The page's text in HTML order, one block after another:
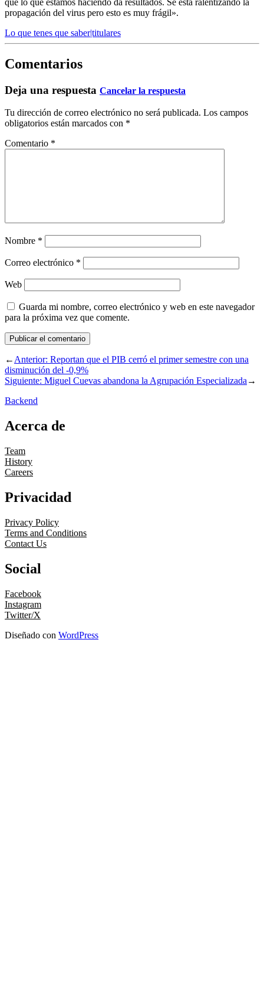
propagación del virus pero esto es muy frágil».
Lo que tenes que saber|titulares
Comentarios
Deja una respuesta Cancelar la respuesta
Tu dirección de correo electrónico no será publicada. Los campos
obligatorios están marcados con *
Comentario *
Nombre *
Correo electrónico *
Web
Guarda mi nombre, correo electrónico y web en este navegador
para la próxima vez que comente.
←Anterior: Reportan que el PIB cerró el primer semestre con una
disminución del -0,9%
Siguiente: Miguel Cuevas abandona la Agrupación Especializada→
Backend
Acerca de
Team
History
Careers
Privacidad
Privacy Policy
Terms and Conditions
Contact Us
Social
Facebook
Instagram
Twitter/X
Diseñado con WordPress